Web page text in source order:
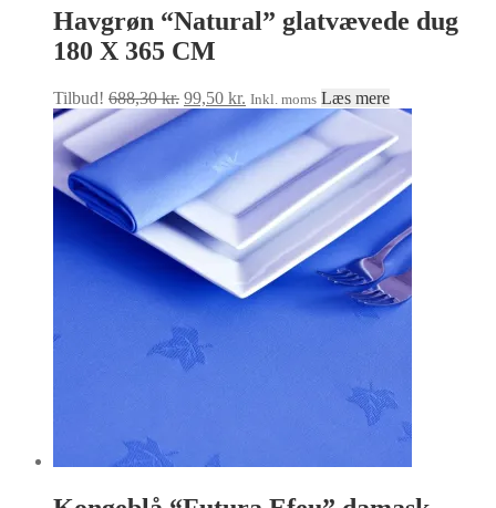
Havgrøn “Natural” glatvævede dug
180 X 365 CM
Tilbud! 688,30kr. Den
oprindelige
var:
688,30 kr..
99,50 kr. Den
aktuelle
pris
er:
99,50 kr..
Inkl. moms Læs mere